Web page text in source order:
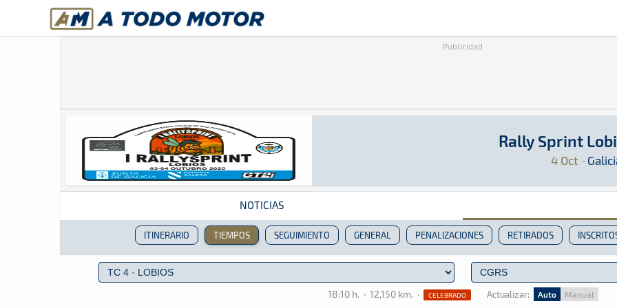
A Todo Motor· Revista del motor desde 1999
Revista del motor desde 1999
Publicidad
Rally Sprint
4 Oct ·
Rally Sprint · Rally Sprint Lobios 2025:
NOTICIAS
ITINERARIO TIEMPOS SEGUIMIENTO GENERAL PENALIZACIONES RETIRADOS
18:10 h. · 12,150 km. · CELEBRADO Actualizar: Auto Manual